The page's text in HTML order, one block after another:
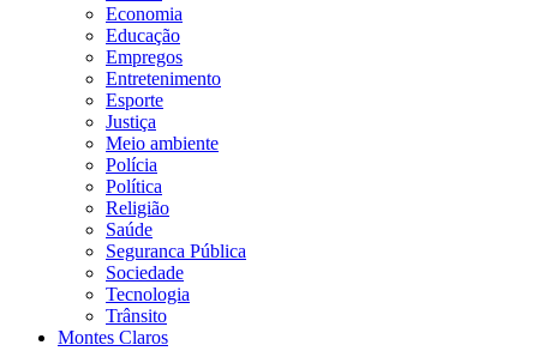
Economia
Educação
Empregos
Entretenimento
Esporte
Justiça
Meio ambiente
Polícia
Política
Religião
Saúde
Seguranca Pública
Sociedade
Tecnologia
Trânsito
Montes Claros